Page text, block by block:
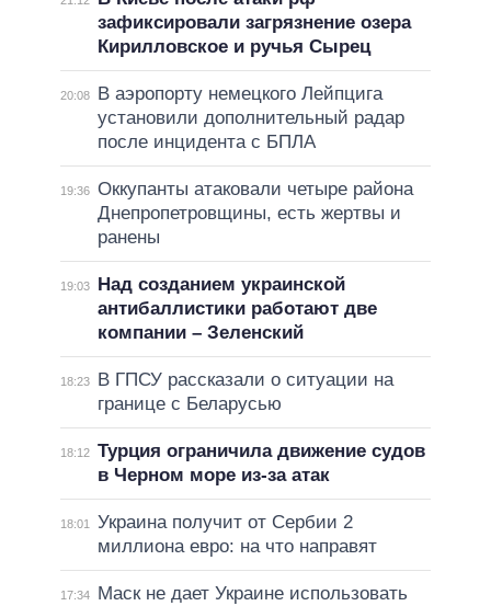
зафиксировали загрязнение озера
Кирилловское и ручья Сырец
20:08
В аэропорту немецкого Лейпцига
установили дополнительный радар
после инцидента с БПЛА
19:36 Оккупанты атаковали четыре района
Днепропетровщины, есть жертвы и
ранены
19:03
Над созданием украинской
антибаллистики работают две
компании – Зеленский
18:23
В ГПСУ рассказали о ситуации на
границе с Беларусью
18:12 Турция ограничила движение судов
в Черном море из-за атак
18:01
Украина получит от Сербии 2
миллиона евро: на что направят
17:34
Маск не дает Украине использовать